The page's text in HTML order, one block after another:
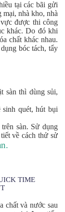
tại các bãi gửi
mại, nhà kho, nhà
được thi công
khác. Do đó khi
chất khác nhau.
bóc tách, tẩy
sàn thì dùng sủi,
quét, hút bụi
sàn. Sử dụng
về cách thử sử
TIME
chất và nước sau